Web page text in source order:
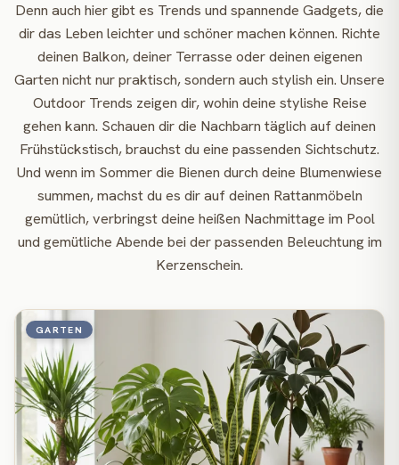
Denn auch hier gibt es Trends und spannende Gadgets, die
dir das Leben leichter und schöner machen können. Richte
deinen Balkon, deiner Terrasse oder deinen eigenen
Garten nicht nur praktisch, sondern auch stylish ein. Unsere
Outdoor Trends zeigen dir, wohin deine stylishe Reise
gehen kann. Schauen dir die Nachbarn täglich auf deinen
Frühstückstisch, brauchst du eine passenden Sichtschutz.
Und wenn im Sommer die Bienen durch deine Blumenwiese
summen, machst du es dir auf deinen Rattanmöbeln
gemütlich, verbringst deine heißen Nachmittage im Pool
und gemütliche Abende bei der passenden Beleuchtung im
Kerzenschein.
GARTEN